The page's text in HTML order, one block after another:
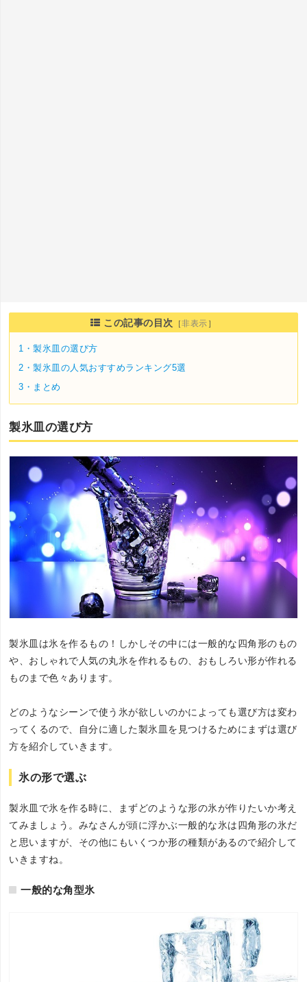
この記事の目次 ［非表示 ］
1・製氷皿の選び方
2・製氷皿の人気おすすめランキング5選
3・ まとめ
製氷皿の選び方
製氷皿は氷を作るもの！しかしその中には一般的な四角形のもの
や、おしゃれで人気の丸氷を作れるもの、おもしろい形が作れる
ものまで色々あります。
どのようなシーンで使う氷が欲しいのかによっても選び方は変わ
ってくるので、自分に適した製氷皿を見つけるためにまずは選び
方を紹介していきます。
氷の形で選ぶ
製氷皿で氷を作る時に、まずどのような形の氷が作りたいか考え
てみましょう。みなさんが頭に浮かぶ一般的な氷は四角形の氷だ
と思いますが、その他にもいくつか形の種類があるので紹介して
いきますね。
一般的な角型氷